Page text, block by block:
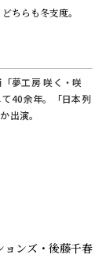
11月号より）